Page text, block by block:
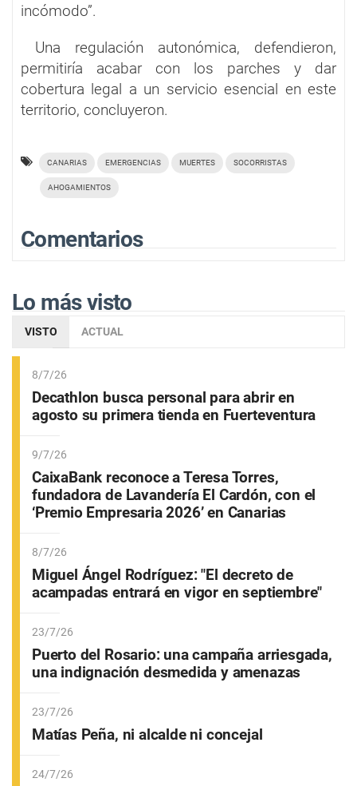
incómodo”.
Una regulación autonómica, defendieron,
permitiría acabar con los parches y dar
cobertura legal a un servicio esencial en este
territorio, concluyeron.
CANARIAS EMERGENCIAS MUERTES SOCORRISTAS
AHOGAMIENTOS
Comentarios
Lo más visto
VISTO ACTUAL
8/7/26
Decathlon busca personal para abrir en
agosto su primera tienda en Fuerteventura
9/7/26
CaixaBank reconoce a Teresa Torres,
fundadora de Lavandería El Cardón, con el
‘Premio Empresaria 2026’ en Canarias
8/7/26
Miguel Ángel Rodríguez: "El decreto de
acampadas entrará en vigor en septiembre"
23/7/26
Puerto del Rosario: una campaña arriesgada,
una indignación desmedida y amenazas
23/7/26
Matías Peña, ni alcalde ni concejal
24/7/26